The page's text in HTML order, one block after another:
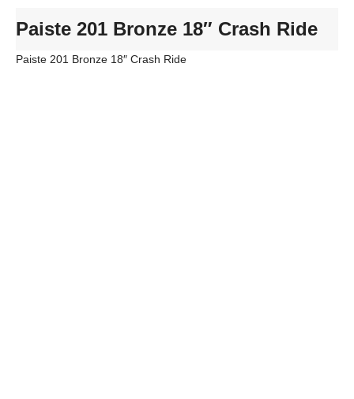
Paiste 201 Bronze 18″ Crash Ride
Paiste 201 Bronze 18″ Crash Ride